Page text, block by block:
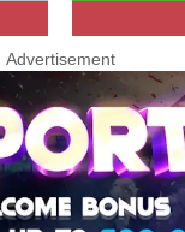
Advertisement